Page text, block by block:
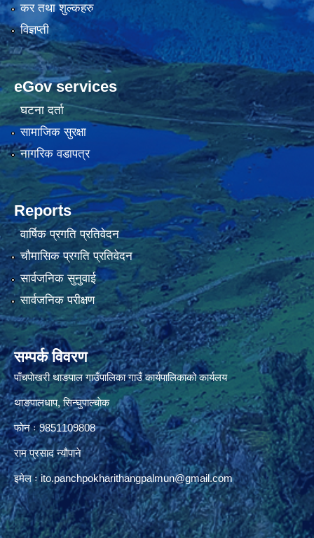
कर तथा शुल्कहरु
विज्ञप्ती
eGov services
घटना दर्ता
सामाजिक सुरक्षा
नागरिक वडापत्र
Reports
वार्षिक प्रगति प्रतिवेदन
चौमासिक प्रगति प्रतिवेदन
सार्वजनिक सुनुवाई
सार्वजनिक परीक्षण
सम्पर्क विवरण
पाँचपाेखरी थाङपाल गाउँपालिका गाउँ कार्यपालिकाको कार्यलय
थाङपालधाप, सिन्घुपाल्चाेक
फाेन ः 9851109808
राम प्रसाद न्याैपाने
इमेल ःito.panchpokharithangpalmun@gmail.com